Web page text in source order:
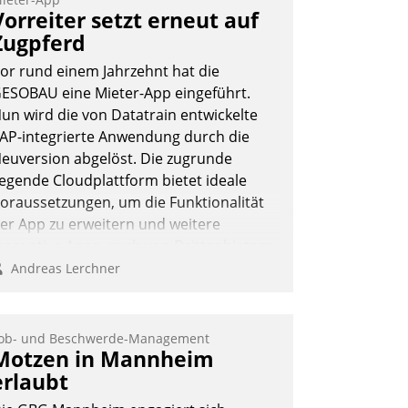
kurzweilige Einblicke in
Cloud-Strategien und -
mit hohem Zukunftspotenzial.
Andreas Lerchner
setzt erneut auf
rund einem Jahrzehnt hat die
eine Mieter-App eingeführt.
wird die von Datatrain entwickelte
integrierte Anwendung durch die
abgelöst. Die zugrunde
Cloudplattform bietet ideale
um die Funktionalität
App zu erweitern und weitere
SAP zu integrieren.
Andreas Lerchner
und Beschwerde-Management
in Mannheim